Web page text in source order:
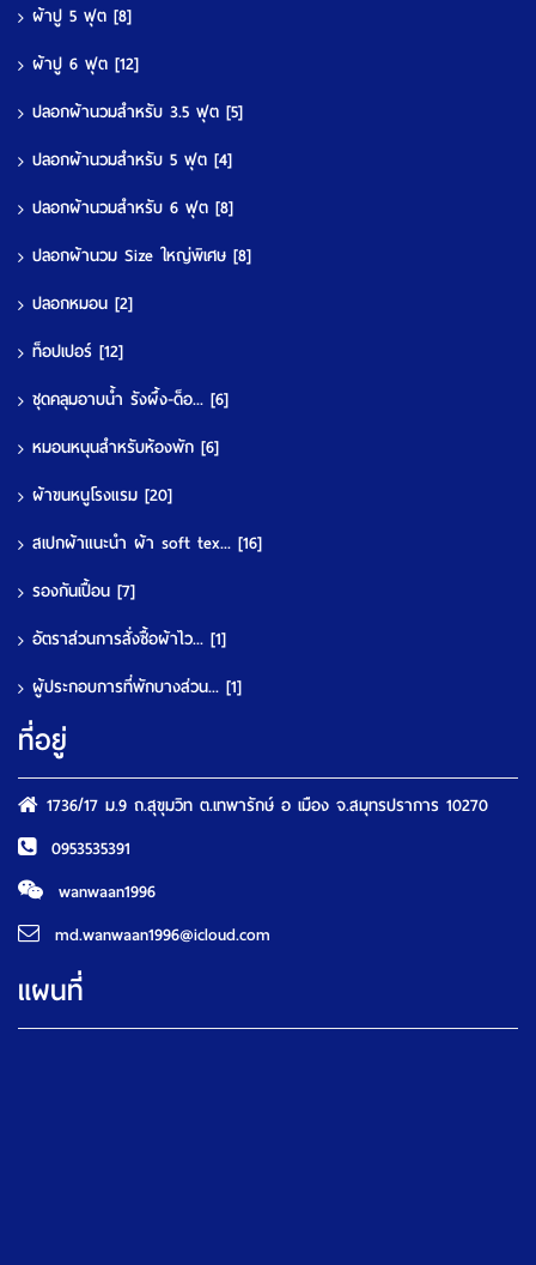
ผ้าปู 5 ฟุต [8]
ผ้าปู 6 ฟุต [12]
ปลอกผ้านวมสำหรับ 3.5 ฟุต [5]
ปลอกผ้านวมสำหรับ 5 ฟุต [4]
ปลอกผ้านวมสำหรับ 6 ฟุต [8]
ปลอกผ้านวม Size ใหญ่พิเศษ [8]
ปลอกหมอน [2]
ท็อปเปอร์ [12]
ชุดคลุมอาบน้ำ รังผึ้ง-ด็อ... [6]
หมอนหนุนสำหรับห้องพัก [6]
ผ้าขนหนูโรงแรม [20]
สเปกผ้าแนะนำ ผ้า soft tex... [16]
รองกันเปื้อน [7]
อัตราส่วนการสั่งซื้อผ้าไว... [1]
ผู้ประกอบการที่พักบางส่วน... [1]
ที่อยู่
1736/17 ม.9 ถ.สุขุมวิท ต.เทพารักษ์ อ เมือง จ.สมุทรปราการ 10270
0953535391
wanwaan1996
md.wanwaan1996@icloud.com
แผนที่